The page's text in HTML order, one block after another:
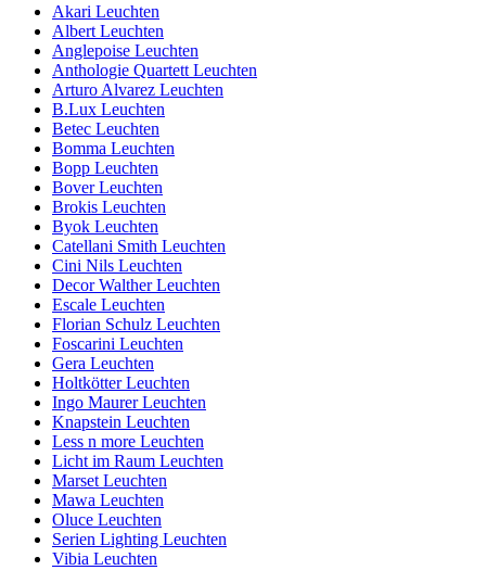
Akari Leuchten
Albert Leuchten
Anglepoise Leuchten
Anthologie Quartett Leuchten
Arturo Alvarez Leuchten
B.Lux Leuchten
Betec Leuchten
Bomma Leuchten
Bopp Leuchten
Bover Leuchten
Brokis Leuchten
Byok Leuchten
Catellani Smith Leuchten
Cini Nils Leuchten
Decor Walther Leuchten
Escale Leuchten
Florian Schulz Leuchten
Foscarini Leuchten
Gera Leuchten
Holtkötter Leuchten
Ingo Maurer Leuchten
Knapstein Leuchten
Less n more Leuchten
Licht im Raum Leuchten
Marset Leuchten
Mawa Leuchten
Oluce Leuchten
Serien Lighting Leuchten
Vibia Leuchten